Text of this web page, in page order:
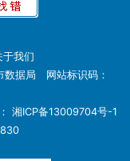
于我们
数据局 网站标识码：
湘ICP备13009704号-1